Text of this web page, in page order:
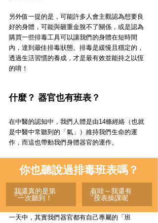
另外值一提的是，可能許多人會主觀認為想要良
好的身體，可能與砸重金脫不了關係，或是認為
購買一些排毒工具可以讓我們的身體在短時間
內，達到最佳排毒狀態。排毒是緩慢且穩定的，
透過生活習慣的養成，才是最有效並能持之以恆
的唷！
什麼？ 器官也有班表？
在中醫的認知中，我們人體是由14條經絡（也就
是中醫中常聽到的「氣」）維持我們生命的運
作，而這也帶動我們身體器官的運作。
你也聽說過排毒班表嗎？
0%
我還真的是第
一次聽到！
0%
有哇～我還有
按表操課呢
一天中，其實我們器官都有自己專屬的「班